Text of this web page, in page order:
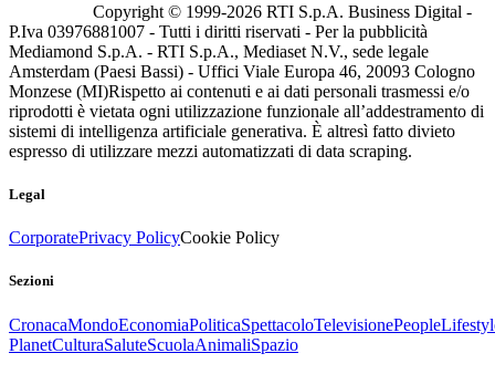
Copyright © 1999-2026 RTI S.p.A. Business Digital -
P.Iva 03976881007 - Tutti i diritti riservati - Per la pubblicità
Mediamond S.p.A. - RTI S.p.A., Mediaset N.V., sede legale
Amsterdam (Paesi Bassi) - Uffici Viale Europa 46, 20093 Cologno
Monzese (MI)Rispetto ai contenuti e ai dati personali trasmessi e/o
riprodotti è vietata ogni utilizzazione funzionale all’addestramento di
sistemi di intelligenza artificiale generativa. È altresì fatto divieto
espresso di utilizzare mezzi automatizzati di data scraping.
Legal
CorporatePrivacy PolicyCookie Policy
Sezioni
CronacaMondoEconomiaPoliticaSpettacoloTelevisionePeople
PlanetCulturaSaluteScuolaAnimaliSpazio